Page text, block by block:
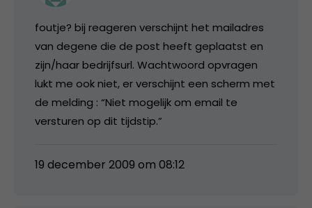
foutje? bij reageren verschijnt het mailadres
van degene die de post heeft geplaatst en
zijn/haar bedrijfsurl. Wachtwoord opvragen
lukt me ook niet, er verschijnt een scherm met
de melding : “Niet mogelijk om email te
versturen op dit tijdstip.”
19 december 2009 om 08:12